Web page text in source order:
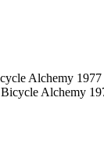
Alchemy 1977